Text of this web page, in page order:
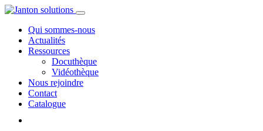
Qui sommes-nous
Actualités
Ressources
Docuthèque
Vidéothèque
Nous rejoindre
Contact
Catalogue